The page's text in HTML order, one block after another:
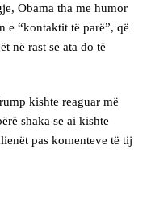
Obama tha me humor
e “kontaktit të parë”, që
në rast se ata do të
kishte reaguar më
shaka se ai kishte
pas komenteve të tij